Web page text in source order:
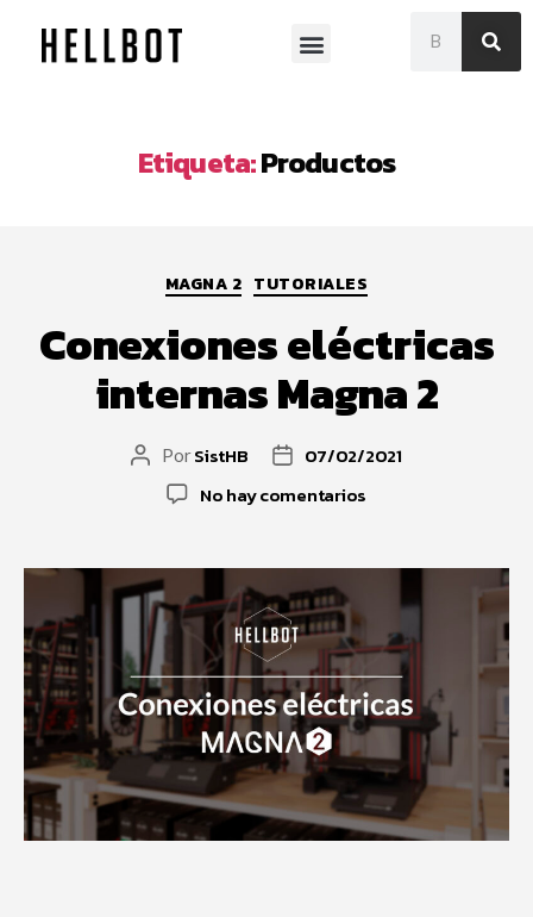
Etiqueta:Productos
MAGNA 2 TUTORIALES
Conexiones eléctricas
internas Magna 2
PorSistHB
07/02/2021
No hay comentarios